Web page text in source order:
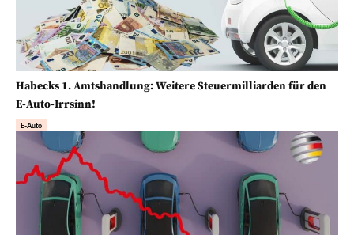
Habecks 1. Amtshandlung: Weitere Steuermilliarden für den
E-Auto-Irrsinn!
E-Auto